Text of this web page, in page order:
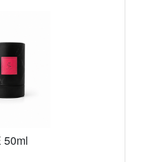
50ml